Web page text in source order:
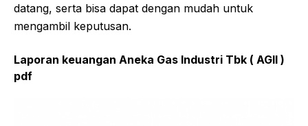
datang, serta bisa dapat dengan mudah untuk
mengambil keputusan.
Laporan keuangan Aneka Gas Industri Tbk ( AGII )
pdf